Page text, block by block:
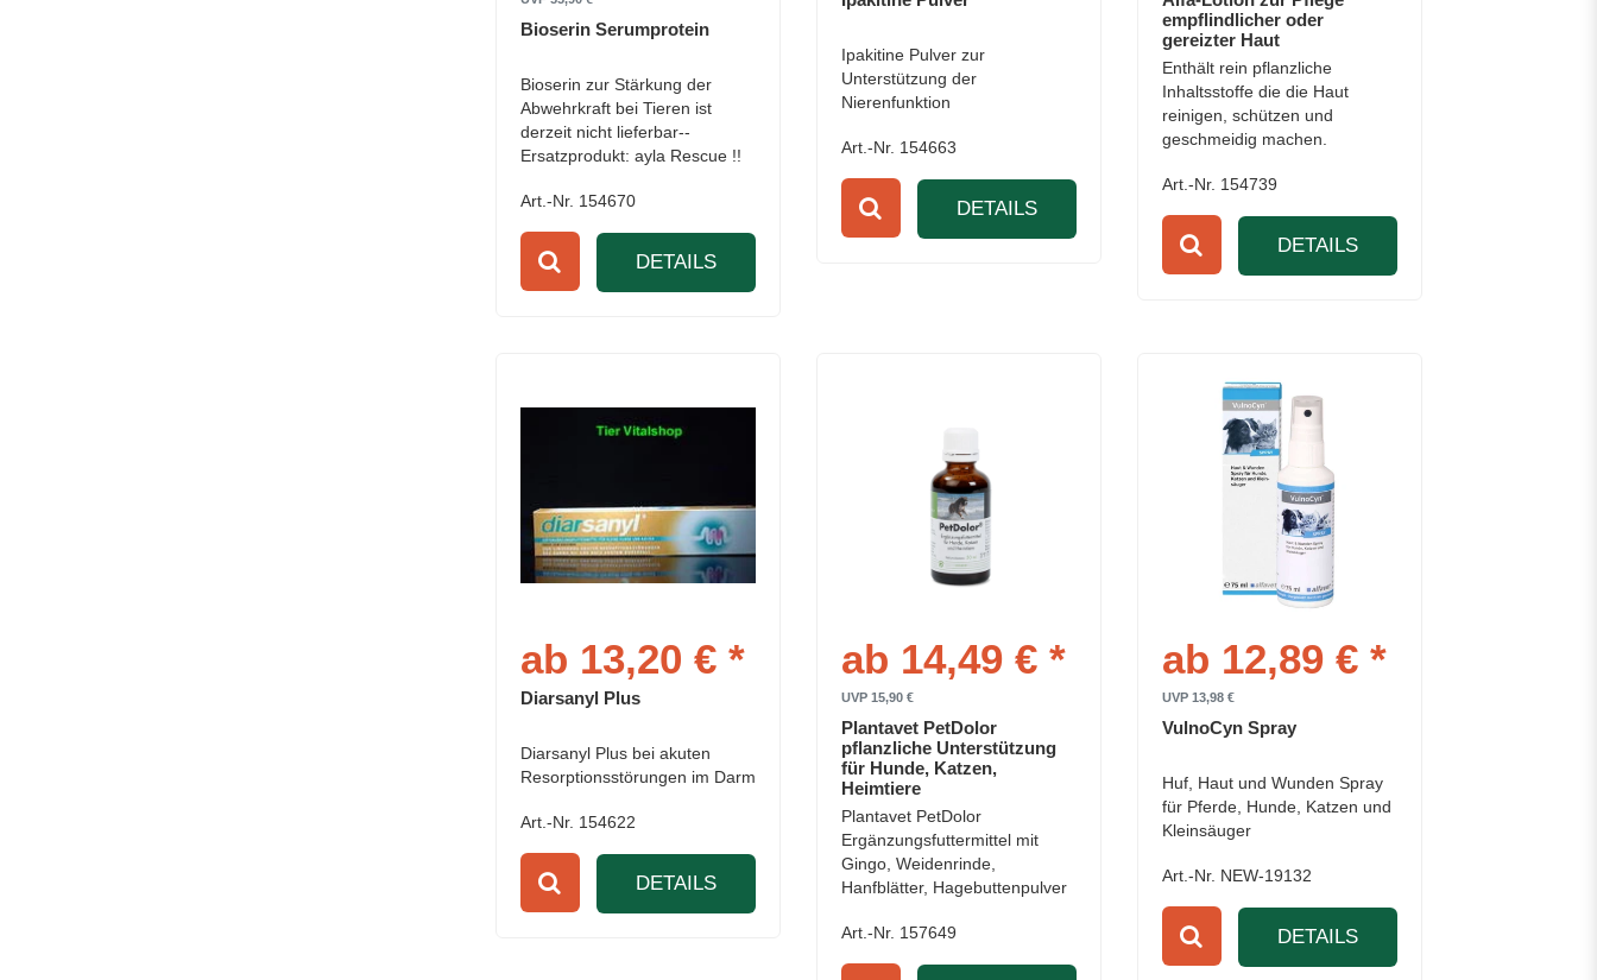
Bioserin Serumprotein
Bioserin zur Stärkung der
Abwehrkraft bei Tieren ist
derzeit nicht lieferbar--
Ersatzprodukt: ayla Rescue !!
Art.-Nr. 154670
DETAILS
Ipakitine Pulver zur
Unterstützung der
Nierenfunktion
Art.-Nr. 154663
DETAILS
empflindlicher oder
gereizter Haut
Enthält rein pflanzliche
Inhaltsstoffe die die Haut
reinigen, schützen und
geschmeidig machen.
Art.-Nr. 154739
DETAILS
ab 13,20 € *
Diarsanyl Plus
Diarsanyl Plus bei akuten
Resorptionsstörungen im Darm
Art.-Nr. 154622
DETAILS
ab 14,49 € *
UVP 15,90 €
Plantavet PetDolor
pflanzliche Unterstützung
für Hunde, Katzen,
Heimtiere
Plantavet PetDolor
Ergänzungsfuttermittel mit
Gingo, Weidenrinde,
Hanfblätter, Hagebuttenpulver
Art.-Nr. 157649
ab 12,89 € *
UVP 13,98 €
VulnoCyn Spray
Huf, Haut und Wunden Spray
für Pferde, Hunde, Katzen und
Kleinsäuger
Art.-Nr. NEW-19132
DETAILS